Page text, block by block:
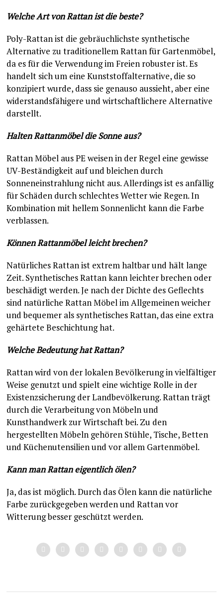
Welche Art von Rattan ist die beste?
Poly-Rattan ist die gebräuchlichste synthetische
Alternative zu traditionellem Rattan für Gartenmöbel,
da es für die Verwendung im Freien robuster ist. Es
handelt sich um eine Kunststoffalternative, die so
konzipiert wurde, dass sie genauso aussieht, aber eine
widerstandsfähigere und wirtschaftlichere Alternative
darstellt.
Halten Rattanmöbel die Sonne aus?
Rattan Möbel aus PE weisen in der Regel eine gewisse
UV-Beständigkeit auf und bleichen durch
Sonneneinstrahlung nicht aus. Allerdings ist es anfällig
für Schäden durch schlechtes Wetter wie Regen. In
Kombination mit hellem Sonnenlicht kann die Farbe
verblassen.
Können Rattanmöbel leicht brechen?
Natürliches Rattan ist extrem haltbar und hält lange
Zeit. Synthetisches Rattan kann leichter brechen oder
beschädigt werden. Je nach der Dichte des Geflechts
sind natürliche Rattan Möbel im Allgemeinen weicher
und bequemer als synthetisches Rattan, das eine extra
gehärtete Beschichtung hat.
Welche Bedeutung hat Rattan?
Rattan wird von der lokalen Bevölkerung in vielfältiger
Weise genutzt und spielt eine wichtige Rolle in der
Existenzsicherung der Landbevölkerung. Rattan trägt
durch die Verarbeitung von Möbeln und
Kunsthandwerk zur Wirtschaft bei. Zu den
hergestellten Möbeln gehören Stühle, Tische, Betten
und Küchenutensilien und vor allem Gartenmöbel.
Kann man Rattan eigentlich ölen?
Ja, das ist möglich. Durch das Ölen kann die natürliche
Farbe zurückgegeben werden und Rattan vor
Witterung besser geschützt werden.